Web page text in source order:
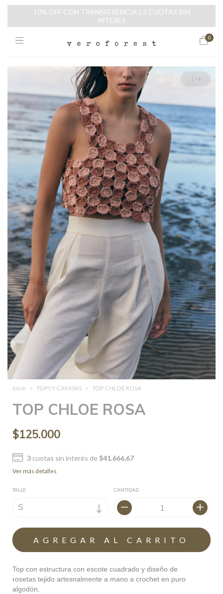
10% OFF CON TRANSFERENCIA | 3 CUOTAS SIN
INTERES
0
1 /4
Inicio > TOPS Y CAMISAS > TOP CHLOE ROSA
TOP CHLOE ROSA
$125.000
3cuotas sin interés de $41.666,67
Ver más detalles
TALLE CANTIDAD
Top con estructura con escote cuadrado y diseño de
rosetas tejido artesnalmente a mano a crochet en puro
algodón.